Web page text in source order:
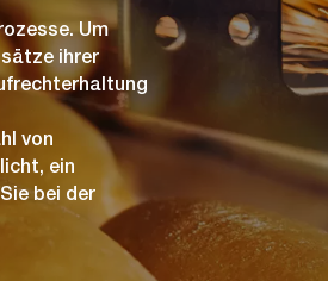
Um
ihrer
von
ein
bei der